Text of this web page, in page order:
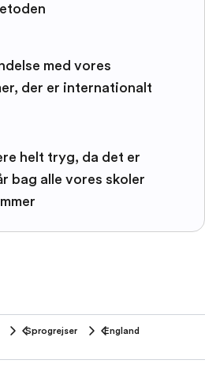
med vores
der er internationalt
helt tryg, da det er
bag alle vores skoler
Sprogrejser
England